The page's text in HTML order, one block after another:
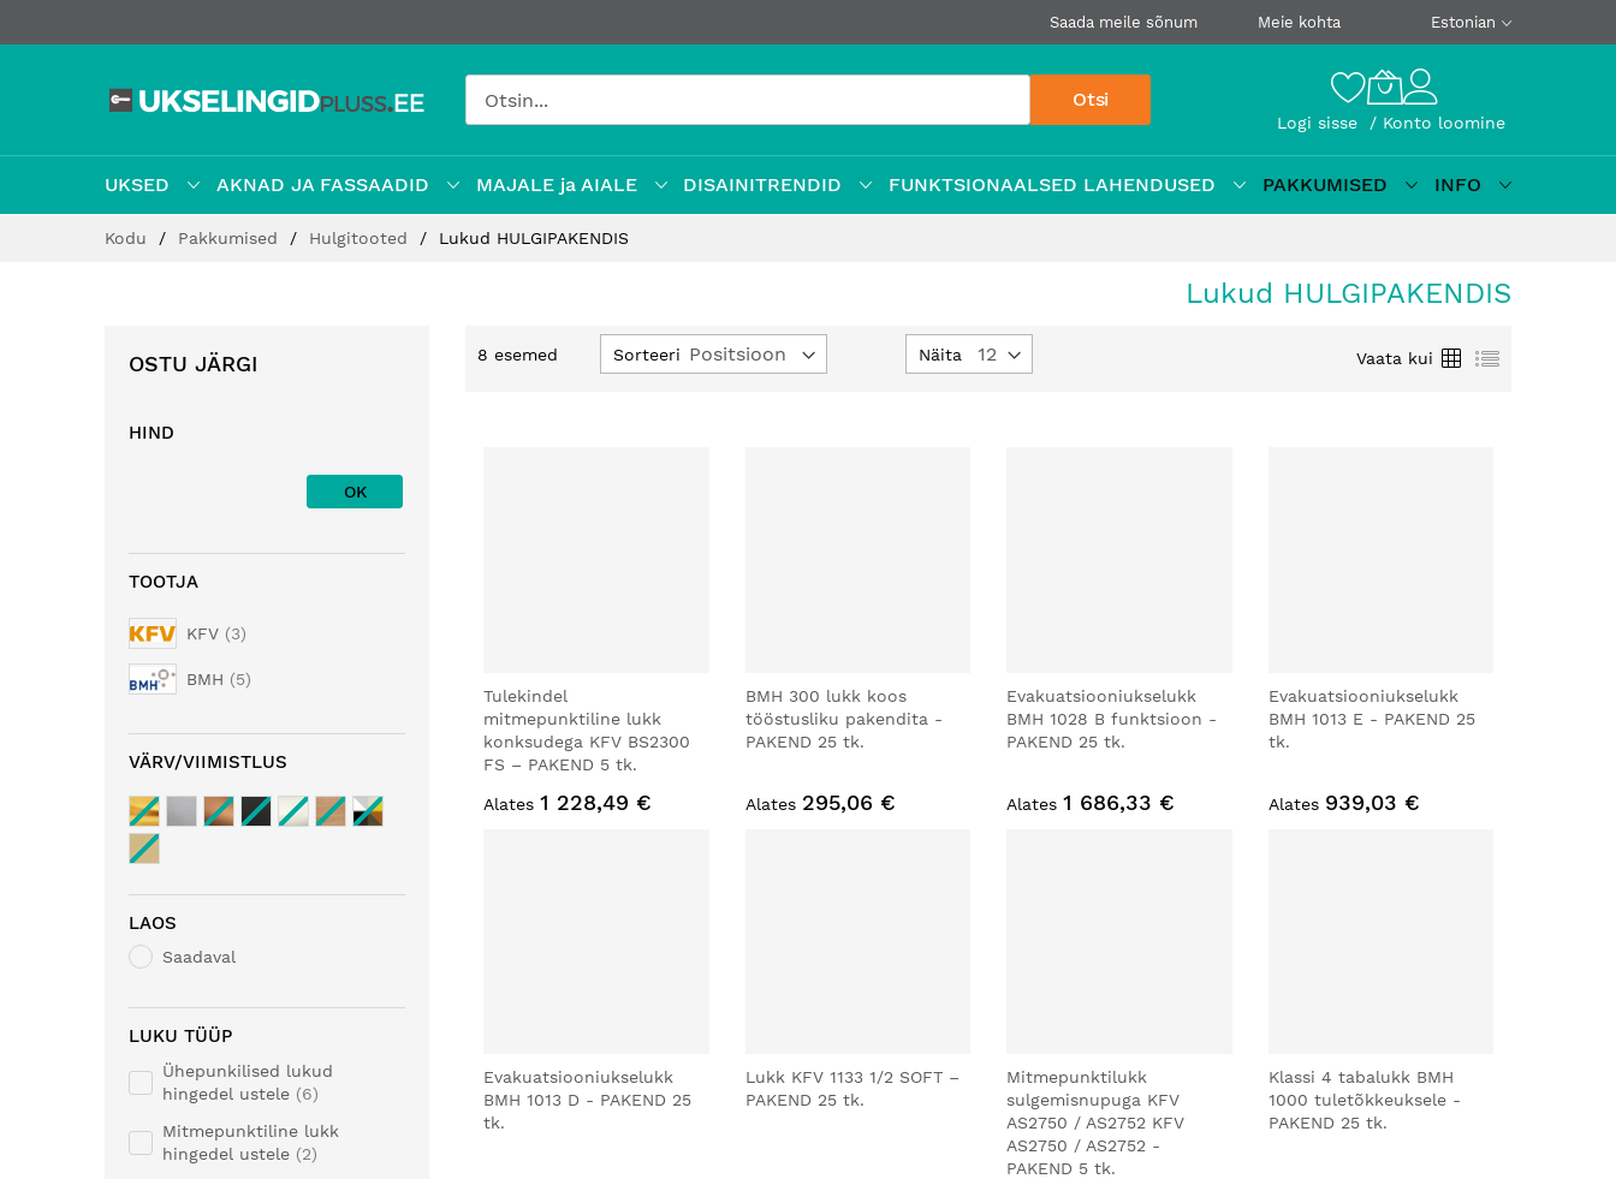
Saada meile sõnum Meie kohta Estonian
Otsi
Logi sisse Konto loomine
UKSED AKNAD JA FASSAADID MAJALE ja AIALE DISAINITRENDID FUNKTSIONAALSED LAHENDUSED PAKKUMISED
INFO
Kodu Pakkumised Hulgitooted Lukud HULGIPAKENDIS
Lukud HULGIPAKENDIS
8 esemed Sorteeri Näita Vaata kui
Ruudustik
Loetelu
Tulekindel
mitmepunktiline lukk
konksudega KFV BS2300
FS – PAKEND 5 tk.
Alates 1 228,49 €
BMH 300 lukk koos
tööstusliku pakendita -
PAKEND 25 tk.
Alates 295,06 €
Evakuatsiooniukselukk
BMH 1028 B funktsioon -
PAKEND 25 tk.
Alates 1 686,33 €
Evakuatsiooniukselukk
BMH 1013 E - PAKEND 25
tk.
Alates 939,03 €
Evakuatsiooniukselukk
BMH 1013 D - PAKEND 25
tk.
Lukk KFV 1133 1/2 SOFT –
PAKEND 25 tk.
Mitmepunktilukk
sulgemisnupuga KFV
AS2750 / AS2752 KFV
AS2750 / AS2752 -
PAKEND 5 tk.
Klassi 4 tabalukk BMH
1000 tuletõkkeuksele -
PAKEND 25 tk.
OSTU JÄRGI
HIND
OK
TOOTJA
KFV 3
BMH 5
VÄRV/VIIMISTLUS
LAOS
Saadaval
LUKU TÜÜP
Ühepunkilised lukud
hingedel ustele
6
Mitmepunktiline lukk
hingedel ustele
2